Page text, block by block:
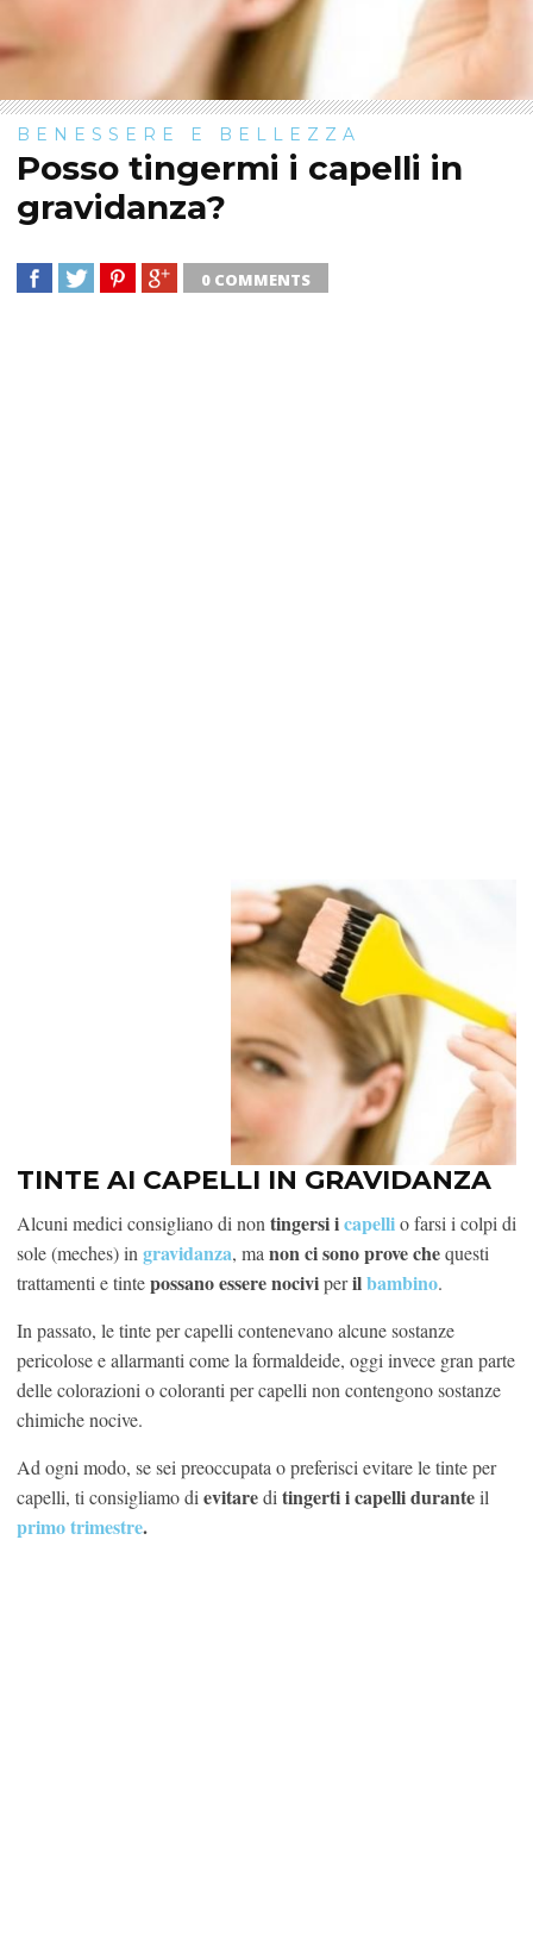
BENESSERE E BELLEZZA
Posso tingermi i capelli in
gravidanza?
0 COMMENTS
TINTE AI CAPELLI IN GRAVIDANZA
Alcuni medici consigliano di non tingersi icapellio farsi i colpi di
sole (meches) in gravidanza, ma non ci sono prove chequesti
trattamenti e tintepossano essere nociviperilbambino.
In passato, le tinte per capelli contenevano alcune sostanze
pericolose e allarmanti come la formaldeide, oggi invece gran parte
delle colorazioni o coloranti per capelli non contengono sostanze
chimiche nocive.
Ad ogni modo, se sei preoccupata o preferisci evitare le tinte per
capelli, ti consigliamo di evitaredi tingerti i capelliduranteil
primo trimestre.